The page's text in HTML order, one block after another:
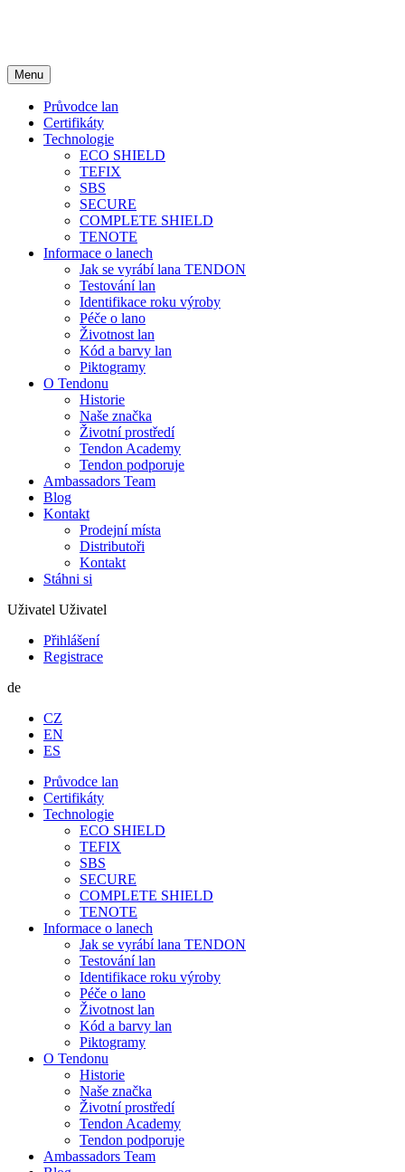
Menu
Průvodce lan
Certifikáty
Technologie
ECO SHIELD
TEFIX
SBS
SECURE
COMPLETE SHIELD
TENOTE
Informace o lanech
Jak se vyrábí lana TENDON
Testování lan
Identifikace roku výroby
Péče o lano
Životnost lan
Kód a barvy lan
Piktogramy
O Tendonu
Historie
Naše značka
Životní prostředí
Tendon Academy
Tendon podporuje
Ambassadors Team
Blog
Kontakt
Prodejní místa
Distributoři
Kontakt
Stáhni si
Uživatel Uživatel
Přihlášení
Registrace
de
CZ
EN
ES
Průvodce lan
Certifikáty
Technologie
ECO SHIELD
TEFIX
SBS
SECURE
COMPLETE SHIELD
TENOTE
Informace o lanech
Jak se vyrábí lana TENDON
Testování lan
Identifikace roku výroby
Péče o lano
Životnost lan
Kód a barvy lan
Piktogramy
O Tendonu
Historie
Naše značka
Životní prostředí
Tendon Academy
Tendon podporuje
Ambassadors Team